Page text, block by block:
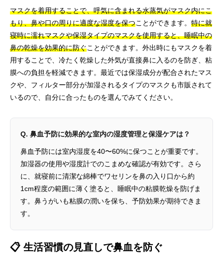
マスクを着用することで、呼気に含まれる水蒸気がマスク内にこ
もり、鼻や口の周りに適度な湿度を保つことができます。 特に就
寝時に濡れマスクや保湿タイプのマスクを使用すると、睡眠中の
鼻の乾燥を効果的に防ぐことができます。外出時にもマスクを着
用することで、冷たく乾燥した外気が直接鼻に入るのを防ぎ、粘
膜への負担を軽減できます。最近では保湿成分が配合されたマス
クや、フィルター部分が加湿されるタイプのマスクも市販されて
いるので、自分に合ったものを選んでみてください。
Q. 鼻血予防に効果的な室内の湿度管理と保湿ケアは？
鼻血予防には室内湿度を40〜60%に保つことが重要です。
加湿器の使用や湿度計でのこまめな確認が有効です。さら
に、就寝前に清潔な綿棒でワセリンを鼻の入り口から約
1cm程度の範囲に薄く塗ると、睡眠中の粘膜乾燥を防げま
す。鼻うがいも粘膜の潤いを保ち、予防効果が期待できま
す。
📋 生活習慣の見直しで鼻血を防ぐ